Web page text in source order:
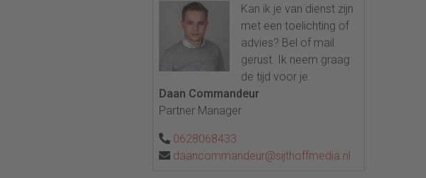
Kan ik je van dienst zijn
met een toelichting of
advies? Bel of mail
gerust. Ik neem graag
de tijd voor je.
Daan Commandeur
Partner Manager
0628068433
daancommandeur@sijthoffmedia.nl